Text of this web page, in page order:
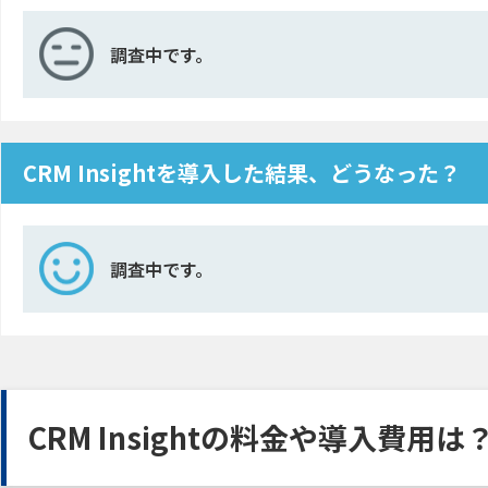
調査中です。
CRM Insightを導入した結果、どうなった？
調査中です。
CRM Insightの料金や導入費用は